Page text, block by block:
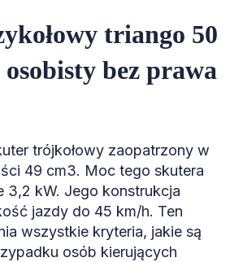
triango 50
bez prawa
trójkołowy zaopatrzony w
49 cm3. Moc tego skutera
3,2 kW. Jego konstrukcja
jazdy do 45 km/h. Ten
wszystkie kryteria, jakie są
osób kierujących